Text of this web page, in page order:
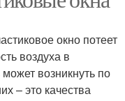
окно потеет
воздуха в
возникнуть по
– это качества